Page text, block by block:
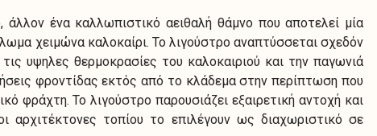
άλλον ένα καλλωπιστικό αειθαλή θάμνο που αποτελεί μία
χειμώνα καλοκαίρι. Το λιγούστρο αναπτύσσεται σχεδόν
υψηλες θερμοκρασίες του καλοκαιριού και την παγωνιά
φροντίδας εκτός από το κλάδεμα στην περίπτωση που
φράχτη. Το λιγούστρο παρουσιάζει εξαιρετική αντοχή και
αρχιτέκτονες τοπίου το επιλέγουν ως διαχωριστικό σε